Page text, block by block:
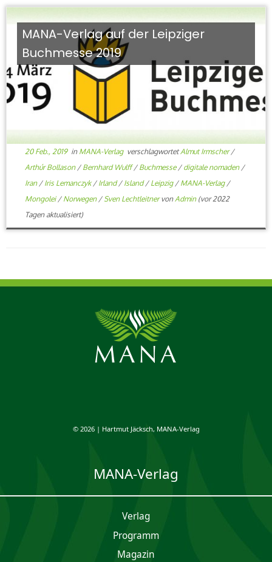
MANA-Verlag auf der Leipziger
Buchmesse 2019
20 Feb., 2019in MANA-Verlag verschlagwortetAlmut Irmscher/
Arthúr Bollason / Bernhard Wulff/ Buchmesse / digitale nomaden /
Iran / Iris Lemanczyk/ Irland/ Island/ Leipzig / MANA-Verlag /
Mongolei / Norwegen / Sven Lechtleitnervon Admin(vor 2022
Tagen aktualisiert)
© 2026 | Hartmut Jäcksch, MANA-Verlag
MANA-Verlag
Verlag
Programm
Magazin